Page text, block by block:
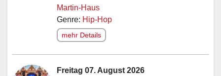
Martin-Haus
Genre: Hip-Hop
mehr Details
Freitag 07. August 2026